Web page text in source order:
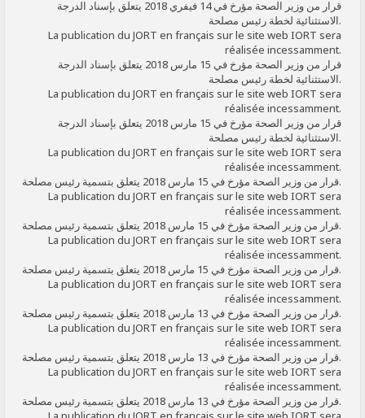
الاستثنائية لخطة رئيس مصلحة.
La publication du JORT en français sur le site web IORT sera
réalisée incessamment.
الاستثنائية لخطة رئيس مصلحة.
La publication du JORT en français sur le site web IORT sera
réalisée incessamment.
الاستثنائية لخطة رئيس مصلحة.
La publication du JORT en français sur le site web IORT sera
réalisée incessamment.
قرار من وزير الصحة مؤرخ في 15 مارس 2018 يتعلق بتسمية رئيس مصلحة.
La publication du JORT en français sur le site web IORT sera
réalisée incessamment.
قرار من وزير الصحة مؤرخ في 15 مارس 2018 يتعلق بتسمية رئيس مصلحة.
La publication du JORT en français sur le site web IORT sera
réalisée incessamment.
قرار من وزير الصحة مؤرخ في 15 مارس 2018 يتعلق بتسمية رئيس مصلحة.
La publication du JORT en français sur le site web IORT sera
réalisée incessamment.
قرار من وزير الصحة مؤرخ في 13 مارس 2018 يتعلق بتسمية رئيس مصلحة.
La publication du JORT en français sur le site web IORT sera
réalisée incessamment.
قرار من وزير الصحة مؤرخ في 13 مارس 2018 يتعلق بتسمية رئيس مصلحة.
La publication du JORT en français sur le site web IORT sera
réalisée incessamment.
قرار من وزير الصحة مؤرخ في 13 مارس 2018 يتعلق بتسمية رئيس مصلحة.